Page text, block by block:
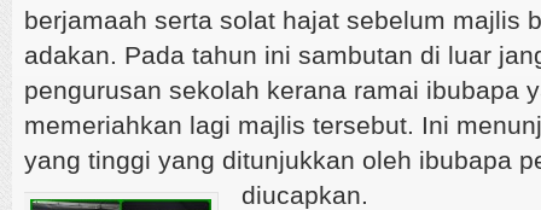
berjamaah serta solat hajat sebelum majlis
adakan. Pada tahun ini sambutan di luar
pengurusan sekolah kerana ramai ibubapa
memeriahkan lagi majlis tersebut. Ini
yang tinggi yang ditunjukkan oleh ibubapa
diucapkan.